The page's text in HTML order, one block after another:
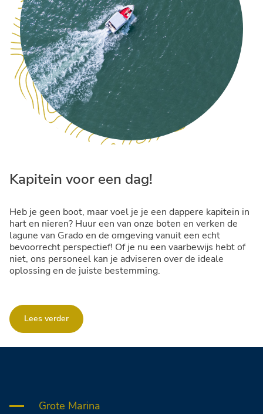
Kapitein voor een dag!
Heb je geen boot, maar voel je je een dappere kapitein in
hart en nieren? Huur een van onze boten en verken de
lagune van Grado en de omgeving vanuit een echt
bevoorrecht perspectief! Of je nu een vaarbewijs hebt of
niet, ons personeel kan je adviseren over de ideale
oplossing en de juiste bestemming.
Lees verder
Grote Marina